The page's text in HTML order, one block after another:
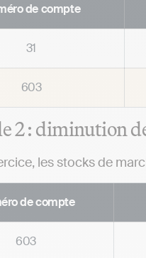
de compte
31
603
2 : diminution
les stocks de
de compte
603